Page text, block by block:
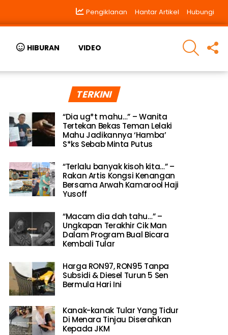
Pengiklanan Hantar Artikel Hubungi
HIBURAN VIDEO
SEARCH
TERKINI
“Dia ug*t mahu…” – Wanita
Tertekan Bekas Teman Lelaki
Mahu Jadikannya ‘Hamba’
S*ks Sebab Minta Putus
“Terlalu banyak kisoh kita…” –
Rakan Artis Kongsi Kenangan
Bersama Arwah Kamarool Haji
Yusoff
“Macam dia dah tahu…” –
Ungkapan Terakhir Cik Man
Dalam Program Bual Bicara
Kembali Tular
Harga RON97, RON95 Tanpa
Subsidi & Diesel Turun 5 Sen
Bermula Hari Ini
Kanak-kanak Tular Yang Tidur
Di Menara Tinjau Diserahkan
Kepada JKM